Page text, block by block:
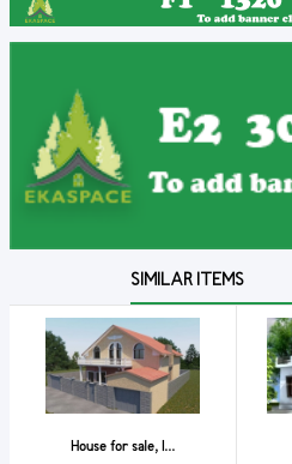
SIMILAR ITEMS
House for sale, I...